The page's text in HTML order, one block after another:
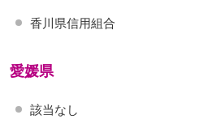
香川県信用組合
愛媛県
該当なし